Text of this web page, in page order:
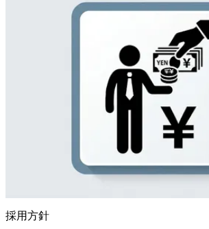
採用方針